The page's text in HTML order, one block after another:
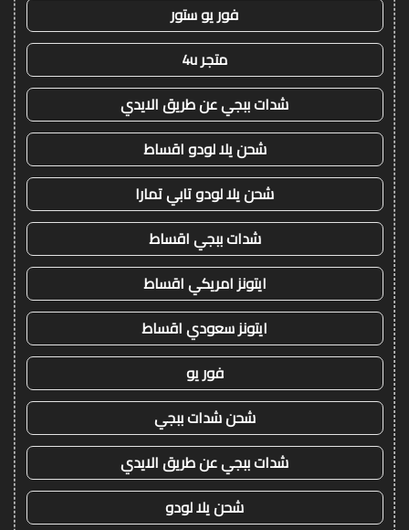
فور يو ستور
متجر 4u
شدات ببجي عن طريق الايدي
شحن يلا لودو اقساط
شحن يلا لودو تابي تمارا
شدات ببجي اقساط
ايتونز امريكي اقساط
ايتونز سعودي اقساط
فور يو
شحن شدات ببجي
شدات ببجي عن طريق الايدي
شحن يلا لودو